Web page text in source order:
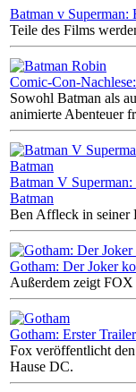
Batman v
Teile des Films
Comic-Con-
Sowohl Batman als
animierte Abenteuer
Batman V
Batman
Ben Affleck in seiner
Gotham: Der Joker
Außerdem zeigt FOX
Gotham: Erster
Fox veröffentlicht
Hause DC.